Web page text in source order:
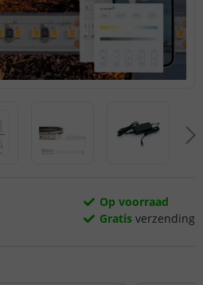
Op voorraad
Gratis verzending